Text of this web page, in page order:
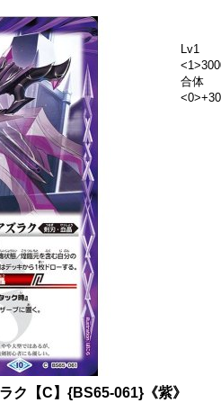
Lv1
合体
ク【C】{BS65-061}《紫》